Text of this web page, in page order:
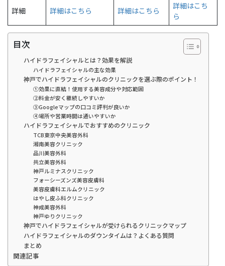
詳細 詳細はこちら 詳細はこちら
詳細はこち
ら
目次
ハイドラフェイシャルとは？効果を解説
ハイドラフェイシャルの主な効果
神戸でハイドラフェイシャルのクリニックを選ぶ際のポイント！
①効果に直結！使用する美容成分や対応範囲
②料金が安く継続しやすいか
③Googleマップの口コミ評判が良いか
④場所や営業時間は通いやすいか
ハイドラフェイシャルでおすすめのクリニック
TCB東京中央美容外科
湘南美容クリニック
品川美容外科
共立美容外科
神戸ルミナスクリニック
フォーシーズンズ美容皮膚科
美容皮膚科エルムクリニック
はやし皮ふ科クリニック
神成美容外科
神戸ゆりクリニック
神戸でハイドラフェイシャルが受けられるクリニックマップ
ハイドラフェイシャルのダウンタイムは？よくある質問
まとめ
関連記事